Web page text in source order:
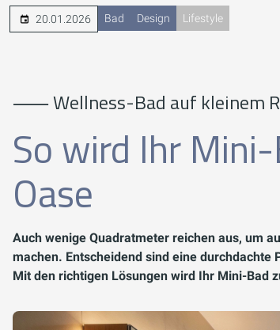
20.01.2026 Bad Design Lifestyle
⸺ Wellness-Bad auf kleinem
So wird Ihr
Oase
Auch wenige Quadratmeter reichen aus, um
machen. Entscheidend sind eine durchdachte
Mit den richtigen Lösungen wird Ihr Mini-Bad